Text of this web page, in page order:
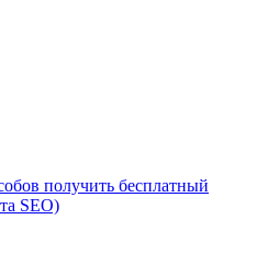
получить бесплатный
SEO)